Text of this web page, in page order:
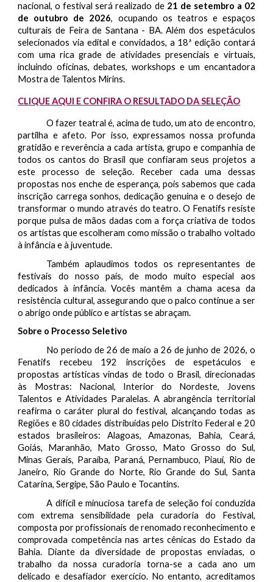
nacional, o festival será realizado de 21 de setembro a 02
de outubro de 2026, ocupando os teatros e espaços
culturais de Feira de Santana - BA. Além dos espetáculos
selecionados via edital e convidados, a 18ª edição contará
com uma rica grade de atividades presenciais e virtuais,
incluindo oficinas, debates, workshops e um encantadora
Mostra de Talentos Mirins.
CLIQUE AQUI E CONFIRA O RESULTADO DA SELEÇÃO
O fazer teatral é, acima de tudo, um ato de encontro,
partilha e afeto. Por isso, expressamos nossa profunda
gratidão e reverência a cada artista, grupo e companhia de
todos os cantos do Brasil que confiaram seus projetos a
este processo de seleção. Receber cada uma dessas
propostas nos enche de esperança, pois sabemos que cada
inscrição carrega sonhos, dedicação genuína e o desejo de
transformar o mundo através do teatro. O Fenatifs resiste
porque pulsa de mãos dadas com a força criativa de todos
os artistas que escolheram como missão o trabalho voltado
à infância e à juventude.
Também aplaudimos todos os representantes de
festivais do nosso país, de modo muito especial aos
dedicados à infância. Vocês mantêm a chama acesa da
resistência cultural, assegurando que o palco continue a ser
o abrigo onde público e artistas se abraçam.
Sobre o Processo Seletivo
No período de 26 de maio a 26 de junho de 2026, o
Fenatifs recebeu 192 inscrições de espetáculos e
propostas artísticas vindas de todo o Brasil, direcionadas
às Mostras: Nacional, Interior do Nordeste, Jovens
Talentos e Atividades Paralelas. A abrangência territorial
reafirma o caráter plural do festival, alcançando todas as
Regiões e 80 cidades distribuídas pelo Distrito Federal e 20
estados brasileiros: Alagoas, Amazonas, Bahia, Ceará,
Goiás, Maranhão, Mato Grosso, Mato Grosso do Sul,
Minas Gerais, Paraíba, Paraná, Pernambuco, Piauí, Rio de
Janeiro, Rio Grande do Norte, Rio Grande do Sul, Santa
Catarina, Sergipe, São Paulo e Tocantins.
A difícil e minuciosa tarefa de seleção foi conduzida
com extrema sensibilidade pela curadoria do Festival,
composta por profissionais de renomado reconhecimento e
comprovada competência nas artes cênicas do Estado da
Bahia. Diante da diversidade de propostas enviadas, o
trabalho da nossa curadoria torna-se a cada ano um
delicado e desafiador exercício. No entanto, acreditamos